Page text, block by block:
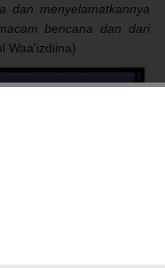
dan menyelamatkannya
bencana dan dari
Waa'izdiina)